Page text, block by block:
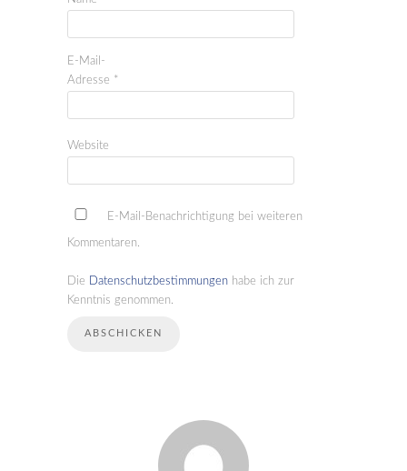
E-Mail-
Adresse *
Website
E-Mail-Benachrichtigung bei weiteren
Kommentaren.
Die Datenschutzbestimmungen habe ich zur
Kenntnis genommen.